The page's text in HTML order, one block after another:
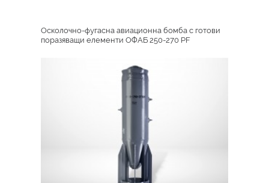
Осколочно-фугасна авиационна бомба с готови
поразяващи елементи ОФАБ 250-270 PF